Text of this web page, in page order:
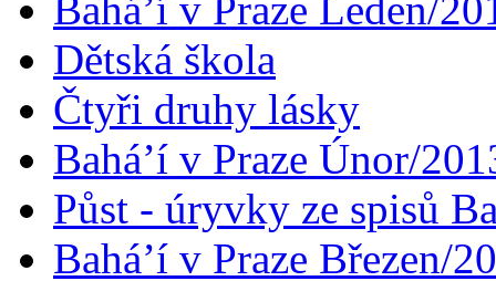
Dětská škola
Čtyři druhy lásky
Bahá’í v Praze Únor/
Půst - úryvky ze spisů
Bahá’í v Praze Březen/